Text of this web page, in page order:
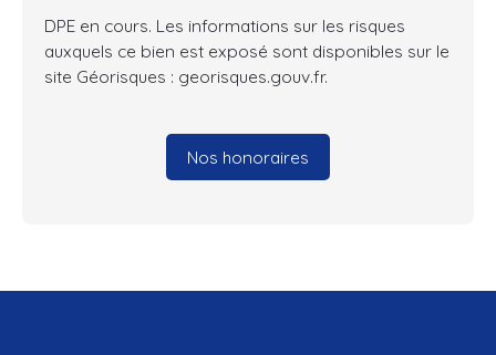
DPE en cours. Les informations sur les risques
auxquels ce bien est exposé sont disponibles sur le
site Géorisques : georisques.gouv.fr.
Nos honoraires